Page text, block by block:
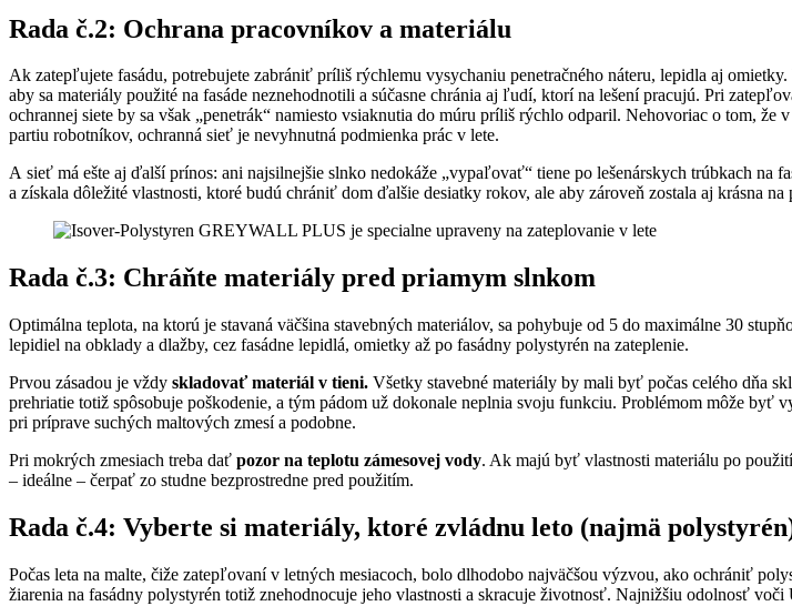
Rada č.2: Ochrana pracovníkov a materiálu
Ak zatepľujete fasádu, potrebujete zabrániť príliš rýchlemu vysychaniu penetračného náteru, lepidla aj omietky.
aby sa materiály použité na fasáde neznehodnotili a súčasne chránia aj ľudí, ktorí na lešení pracujú. Pri
ochrannej siete by sa však „penetrák“ namiesto vsiaknutia do múru príliš rýchlo odparil. Nehovoriac o tom,
partiu robotníkov, ochranná sieť je nevyhnutná podmienka prác v lete.
A sieť má ešte aj ďalší prínos: ani najsilnejšie slnko nedokáže „vypaľovať“ tiene po lešenárskych trúbkach na
a získala dôležité vlastnosti, ktoré budú chrániť dom ďalšie desiatky rokov, ale aby zároveň zostala aj krásna na
Rada č.3: Chráňte materiály pred priamym slnkom
Optimálna teplota, na ktorú je stavaná väčšina stavebných materiálov, sa pohybuje od 5 do maximálne 30
lepidiel na obklady a dlažby, cez fasádne lepidlá, omietky až po fasádny polystyrén na zateplenie.
Prvou zásadou je vždy skladovať materiál v tieni. Všetky stavebné materiály by mali byť počas celého dňa
prehriatie totiž spôsobuje poškodenie, a tým pádom už dokonale neplnia svoju funkciu. Problémom môže byť
pri príprave suchých maltových zmesí a podobne.
Pri mokrých zmesiach treba dať pozor na teplotu zámesovej vody. Ak majú byť vlastnosti materiálu po
– ideálne – čerpať zo studne bezprostredne pred použitím.
Rada č.4: Vyberte si materiály, ktoré zvládnu leto (najmä
Počas leta na malte, čiže zatepľovaní v letných mesiacoch, bolo dlhodobo najväčšou výzvou, ako ochrániť
žiarenia na fasádny polystyrén totiž znehodnocuje jeho vlastnosti a skracuje životnosť. Najnižšiu odolnosť